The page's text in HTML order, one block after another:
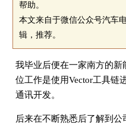
帮助。
本文来自于微信公众号汽车
辑，推荐。
我毕业后便在一家南方的新
位工作是使用Vector工具链
通讯开发。
后来在不断熟悉后了解到公